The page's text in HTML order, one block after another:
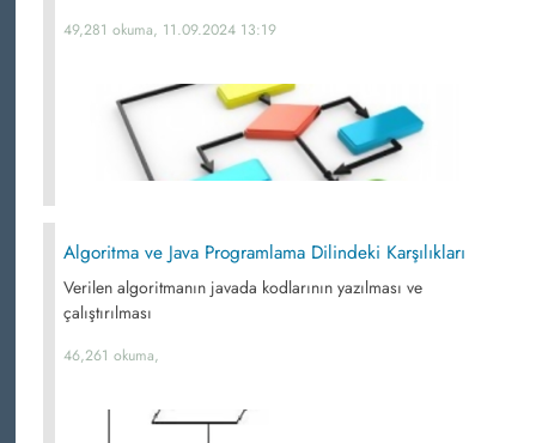
49,281 okuma, 11.09.2024 13:19
Algoritma ve Java Programlama Dilindeki Karşılıkları
Verilen algoritmanın javada kodlarının yazılması ve
çalıştırılması
46,261 okuma,